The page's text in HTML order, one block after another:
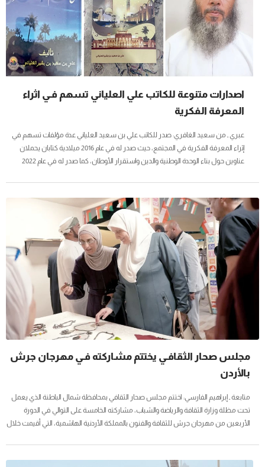
اصدارات متنوعة للكاتب علي العلياني تسهم فـي اثراء
المعرفة الفكرية
عبري ـ من سعيد الغافري: صدر للكاتب علي بن سعيد العلياني عدة مؤلفات تسهم في
إثراء المعرفة الفكرية في المجتمع، حيث صدر له في عام 2016 ميلادية كتابان يحملان
عناوين حول بناء الوحدة الوطنية والدين واستقرار الأوطان، كما صدر له في عام 2022
مفهوم النظافة باعتبارها عنوانًا شاملًا يطول جميع مناحي الحياة، أما الاصدار الآخر فيحمل
عنوان:(الاشاعة) والذي يتناول هذه الظاهرة باعتبارها خطرًا...
مجلس صحار الثقافـي يختتم مشاركته فـي مهرجان جرش
بالأردن
متابعة ـ إبراهيم الفارسي: اختتم مجلس صحار الثقافي بمحافظة شمال الباطنة الذي يعمل
تحت مظلة وزارة الثقافة والرياضة والشباب، مشاركته الخامسة على التوالي في الدورة
الأربعين من مهرجان جرش للثقافة والفنون بالمملكة الأردنية الهاشمية، التي أقيمت خلال
العُماني. وشهد الجناح إقبالًا مميزًا من زوار المهرجان، الذين أبدوا اهتمامًا خاصًا بالضيافة